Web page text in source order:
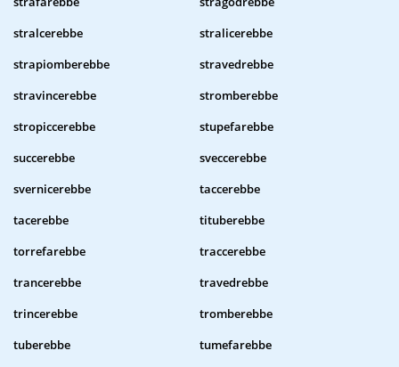
stralcerebbe
stralicerebbe
strapiomberebbe
stravedrebbe
stravincerebbe
stromberebbe
stropiccerebbe
stupefarebbe
succerebbe
sveccerebbe
svernicerebbe
taccerebbe
tacerebbe
tituberebbe
torrefarebbe
traccerebbe
trancerebbe
travedrebbe
trincerebbe
tromberebbe
tuberebbe
tumefarebbe